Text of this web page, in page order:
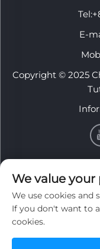
Tel:
E-
Copyright © 2025
Iscriviti per
We value your
We use cookies and
If you don't want to
cookies.